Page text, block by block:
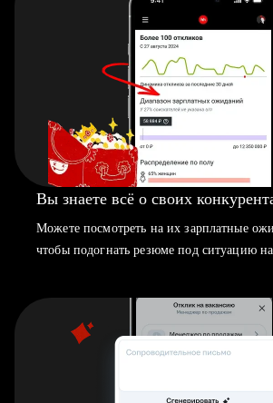
Вы знаете всё о своих
Можете посмотреть на их зарплатные
чтобы подогнать резюме под ситуацию